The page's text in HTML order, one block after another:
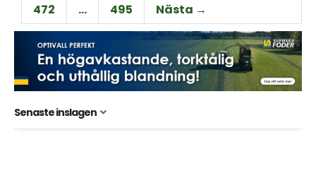
472
… 495 Nästa →
Senaste inslagen